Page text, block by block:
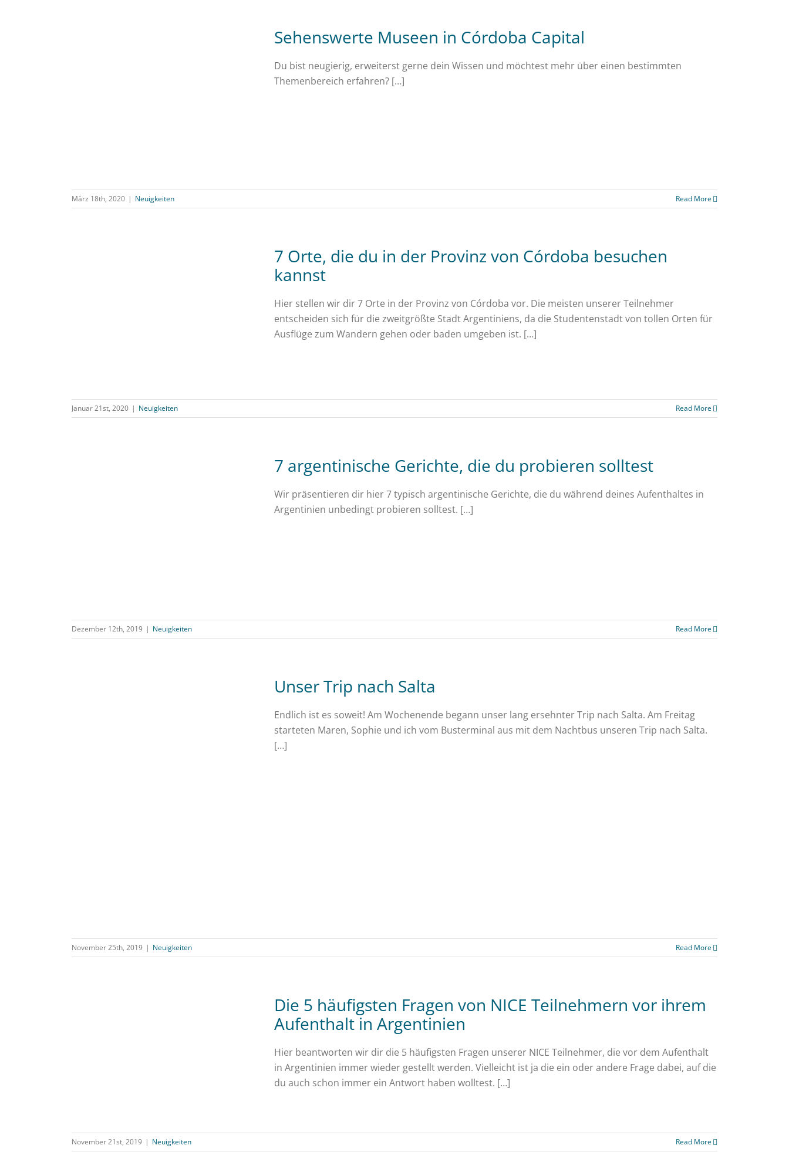
Sehenswerte Museen in Córdoba Capital
Du bist neugierig, erweiterst gerne dein Wissen und möchtest mehr über einen bestimmten
Themenbereich erfahren? […]
März 18th, 2020 | Neuigkeiten Read More
7 Orte, die du in der Provinz von Córdoba besuchen
kannst
Hier stellen wir dir 7 Orte in der Provinz von Córdoba vor. Die meisten unserer Teilnehmer
entscheiden sich für die zweitgrößte Stadt Argentiniens, da die Studentenstadt von tollen Orten für
Ausflüge zum Wandern gehen oder baden umgeben ist. […]
Januar 21st, 2020 | Neuigkeiten Read More
7 argentinische Gerichte, die du probieren solltest
Wir präsentieren dir hier 7 typisch argentinische Gerichte, die du während deines Aufenthaltes in
Argentinien unbedingt probieren solltest. […]
Dezember 12th, 2019 | Neuigkeiten Read More
Unser Trip nach Salta
Endlich ist es soweit! Am Wochenende begann unser lang ersehnter Trip nach Salta. Am Freitag
starteten Maren, Sophie und ich vom Busterminal aus mit dem Nachtbus unseren Trip nach Salta.
[…]
November 25th, 2019 | Neuigkeiten Read More
Die 5 häufigsten Fragen von NICE Teilnehmern vor ihrem
Aufenthalt in Argentinien
Hier beantworten wir dir die 5 häufigsten Fragen unserer NICE Teilnehmer, die vor dem Aufenthalt
in Argentinien immer wieder gestellt werden. Vielleicht ist ja die ein oder andere Frage dabei, auf die
du auch schon immer ein Antwort haben wolltest. […]
November 21st, 2019 | Neuigkeiten Read More